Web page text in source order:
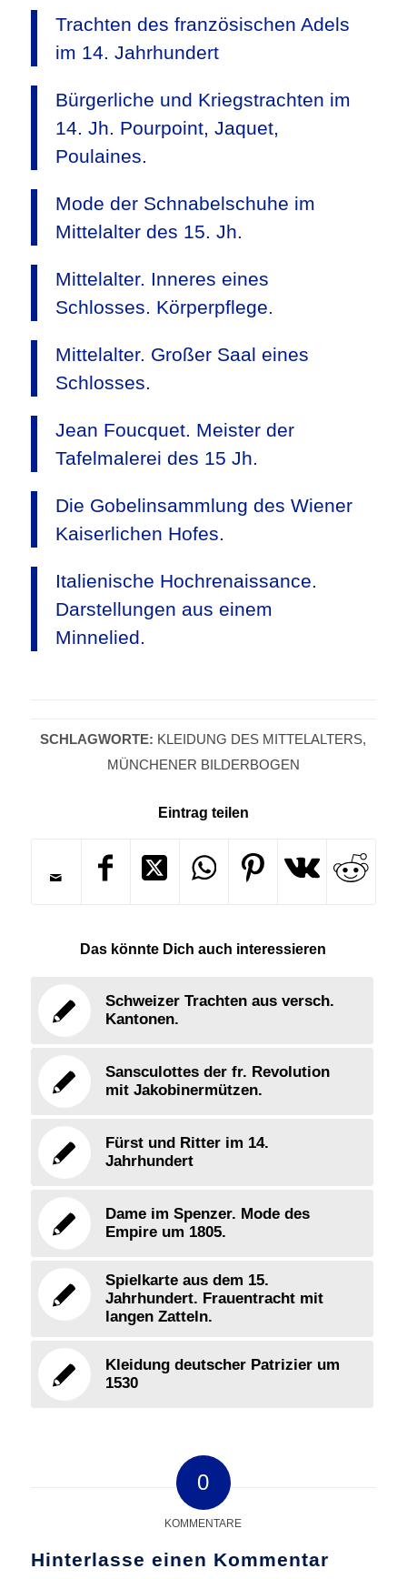
Trachten des französischen Adels
im 14. Jahrhundert
Bürgerliche und Kriegstrachten im
14. Jh. Pourpoint, Jaquet,
Poulaines.
Mode der Schnabelschuhe im
Mittelalter des 15. Jh.
Mittelalter. Inneres eines
Schlosses. Körperpflege.
Mittelalter. Großer Saal eines
Schlosses.
Jean Foucquet. Meister der
Tafelmalerei des 15 Jh.
Die Gobelinsammlung des Wiener
Kaiserlichen Hofes.
Italienische Hochrenaissance.
Darstellungen aus einem
Minnelied.
SCHLAGWORTE: KLEIDUNG DES MITTELALTERS,
MÜNCHENER BILDERBOGEN
Eintrag teilen
Das könnte Dich auch interessieren
Schweizer Trachten aus versch.
Kantonen.
Sansculottes der fr. Revolution
mit Jakobinermützen.
Fürst und Ritter im 14.
Jahrhundert
Dame im Spenzer. Mode des
Empire um 1805.
Spielkarte aus dem 15.
Jahrhundert. Frauentracht mit
langen Zatteln.
Kleidung deutscher Patrizier um
1530
0
KOMMENTARE
Hinterlasse einen Kommentar